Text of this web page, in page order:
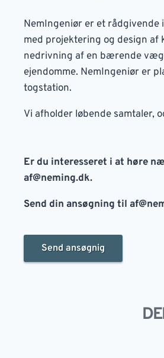
NemIngeniør er et
med projektering og design
nedrivning af en bærende
ejendomme. NemIngeniør er
togstation.
Vi afholder løbende samtaler,
Er du interesseret i at høre
af@neming.dk.
Send din ansøgning til
Send ansøgnig